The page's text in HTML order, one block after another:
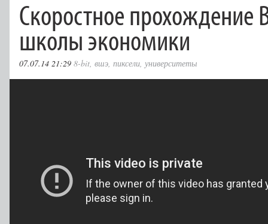
Скоростное
школы экономики
07.07.14 21:29 8-bit, вшэ, пиксели, университеты